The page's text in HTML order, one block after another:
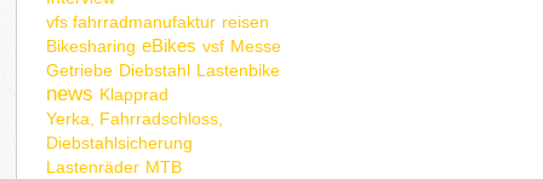
vfs fahrradmanufaktur reisen
Bikesharing eBikes vsf Messe
Getriebe Diebstahl Lastenbike
news Klapprad
Yerka, Fahrradschloss,
Diebstahlsicherung
Lastenräder MTB